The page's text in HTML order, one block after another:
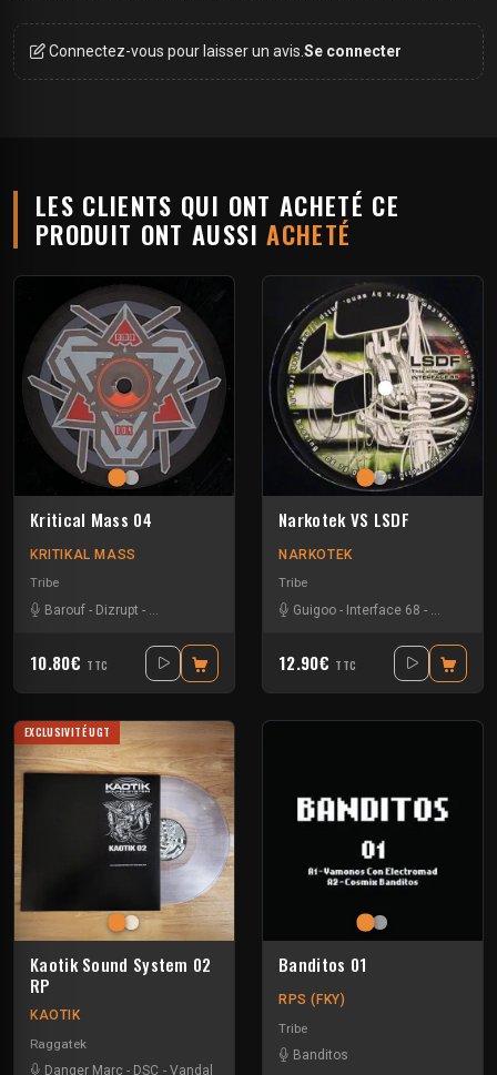
Connectez-vous pour laisser un avis. Se connecter
LES CLIENTS QUI ONT ACHETÉ CE
PRODUIT ONT AUSSIACHETÉ
Kritical Mass 04
KRITIKAL MASS
Tribe
Barouf - Dizrupt - Machine et Machin Moise
10.80€ TTC
Narkotek VS LSDF
NARKOTEK
Tribe
Guigoo - Interface 68 - Kefran
12.90€ TTC
EXCLUSIVITÉ UGT
Kaotik Sound System 02
RP
KAOTIK
Raggatek
Danger Marc - DSC - Vandal
Banditos 01
RPS (FKY)
Tribe
Banditos